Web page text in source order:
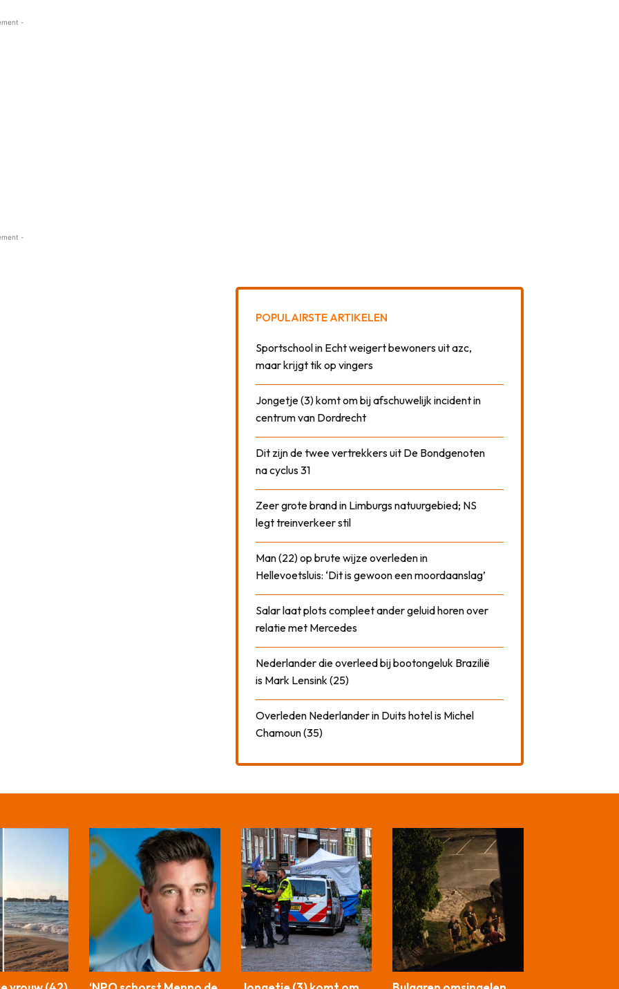
-
-
POPULAIRSTE ARTIKELEN
Sportschool in Echt weigert bewoners uit azc,
maar krijgt tik op vingers
Jongetje (3) komt om bij afschuwelijk incident in
centrum van Dordrecht
Dit zijn de twee vertrekkers uit De Bondgenoten
na cyclus 31
Zeer grote brand in Limburgs natuurgebied; NS
legt treinverkeer stil
Man (22) op brute wijze overleden in
Hellevoetsluis: ‘Dit is gewoon een moordaanslag’
Salar laat plots compleet ander geluid horen over
relatie met Mercedes
Nederlander die overleed bij bootongeluk Brazilië
is Mark Lensink (25)
Overleden Nederlander in Duits hotel is Michel
Chamoun (35)